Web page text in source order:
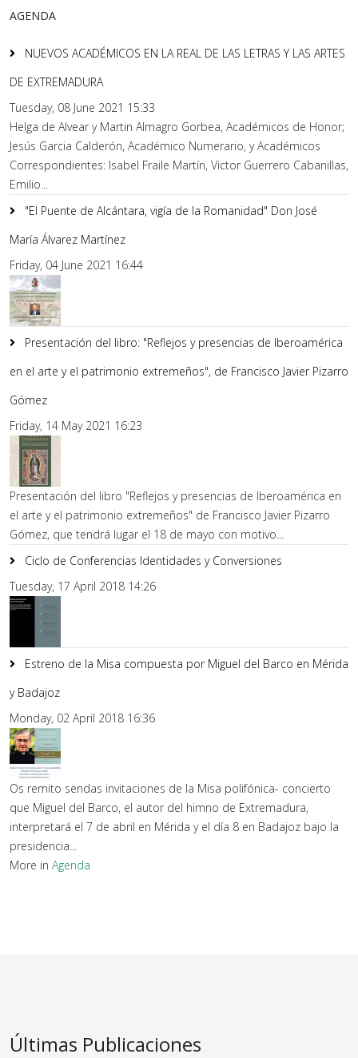
AGENDA
NUEVOS ACADÉMICOS EN LA REAL DE LAS LETRAS Y LAS ARTES
DE EXTREMADURA
Tuesday, 08 June 2021 15:33
Helga de Alvear y Martin Almagro Gorbea, Académicos de Honor;
Jesús Garcia Calderón, Académico Numerario, y Académicos
Correspondientes: Isabel Fraile Martín, Victor Guerrero Cabanillas,
Emilio...
"El Puente de Alcántara, vigía de la Romanidad" Don José
María Álvarez Martínez
Friday, 04 June 2021 16:44
Presentación del libro: "Reflejos y presencias de Iberoamérica
en el arte y el patrimonio extremeños", de Francisco Javier Pizarro
Gómez
Friday, 14 May 2021 16:23
Presentación del libro "Reflejos y presencias de Iberoamérica en
el arte y el patrimonio extremeños" de Francisco Javier Pizarro
Gómez, que tendrá lugar el 18 de mayo con motivo...
Ciclo de Conferencias Identidades y Conversiones
Tuesday, 17 April 2018 14:26
Estreno de la Misa compuesta por Miguel del Barco en Mérida
y Badajoz
Monday, 02 April 2018 16:36
Os remito sendas invitaciones de la Misa polifónica- concierto
que Miguel del Barco, el autor del himno de Extremadura,
interpretará el 7 de abril en Mérida y el día 8 en Badajoz bajo la
presidencia...
More in Agenda
Últimas Publicaciones